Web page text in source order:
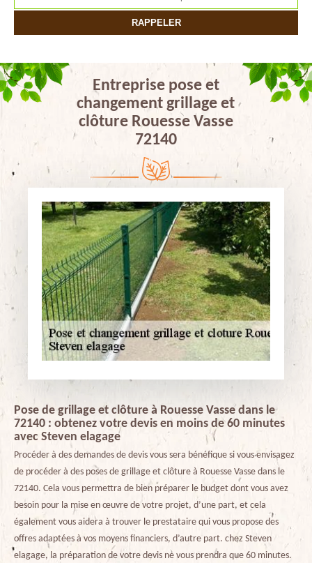
Entreprise pose et
changement grillage et
clôture Rouesse Vasse
72140
Pose de grillage et clôture à Rouesse Vasse dans le
72140 : obtenez votre devis en moins de 60 minutes
avec Steven elagage
Procéder à des demandes de devis vous sera bénéfique si vous envisagez
de procéder à des poses de grillage et clôture à Rouesse Vasse dans le
72140. Cela vous permettra de bien préparer le budget dont vous avez
besoin pour la mise en œuvre de votre projet, d’une part, et cela
également vous aidera à trouver le prestataire qui vous propose des
offres adaptées à vos moyens financiers, d’autre part. chez Steven
elagage, la préparation de votre devis ne vous prendra que 60 minutes.